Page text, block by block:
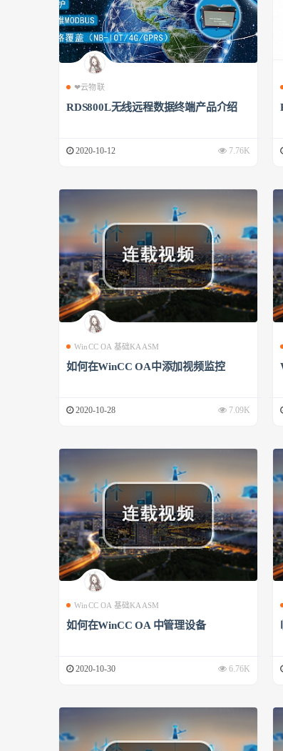
❤云物联
RDS800L无线远程数据终端产品介绍
2020-10-12 7.76K
WinCC OA 基础KAASM
如何在WinCC OA中添加视频监控
2020-10-28 7.09K
WinCC OA 基础KAASM
如何在WinCC OA 中管理设备
2020-10-30 6.76K